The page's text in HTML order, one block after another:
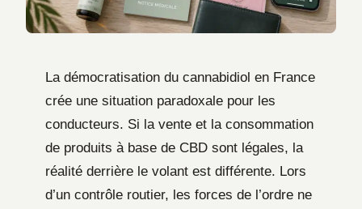
La démocratisation du cannabidiol en France
crée une situation paradoxale pour les
conducteurs. Si la vente et la consommation
de produits à base de CBD sont légales, la
réalité derrière le volant est différente. Lors
d’un contrôle routier, les forces de l’ordre ne